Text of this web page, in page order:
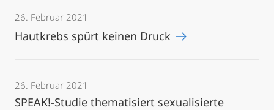
26. Februar 2021
Hautkrebs spürt keinen Druck
26. Februar 2021
SPEAK!-Studie thematisiert sexualisierte